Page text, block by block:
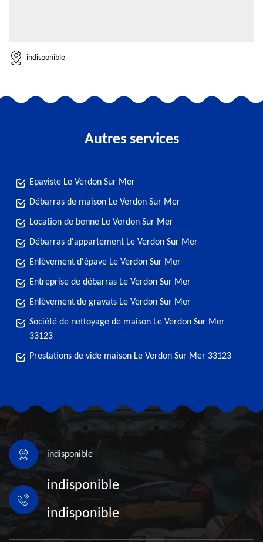
indisponible
Autres services
Epaviste Le Verdon Sur Mer
Débarras de maison Le Verdon Sur Mer
Location de benne Le Verdon Sur Mer
Débarras d'appartement Le Verdon Sur Mer
Enlèvement d'épave Le Verdon Sur Mer
Entreprise de débarras Le Verdon Sur Mer
Enlèvement de gravats Le Verdon Sur Mer
Société de nettoyage de maison Le Verdon Sur Mer
33123
Prestations de vide maison Le Verdon Sur Mer 33123
indisponible
indisponible
indisponible